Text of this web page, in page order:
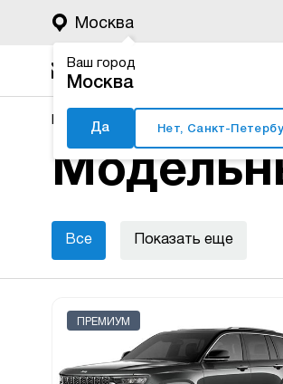
Москва
Ваш город
Москва
Да Нет, Санкт-
Major Auto
Все Показать еще
ПРЕМИУМ